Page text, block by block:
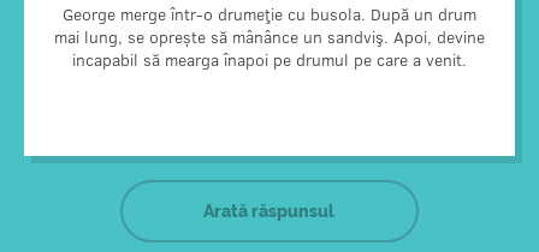
George merge într-o drumeţie cu busola. După un drum
mai lung, se oprește să mânânce un sandviş. Apoi, devine
incapabil să mearga înapoi pe drumul pe care a venit.
Nord. Când s-a dus la plimbare, a mers înspre nord și s-a
oprit să își mânâce senvișul exact la Polul Nord. Când a
încercat să se întoarcă acasă, busola da era inutilă, întrucât
Arată răspunsul